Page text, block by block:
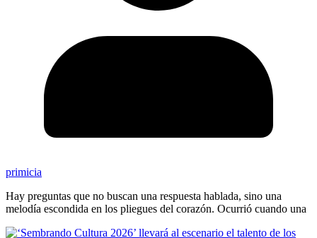
primicia
Hay preguntas que no buscan una respuesta hablada, sino una
melodía escondida en los pliegues del corazón. Ocurrió cuando una